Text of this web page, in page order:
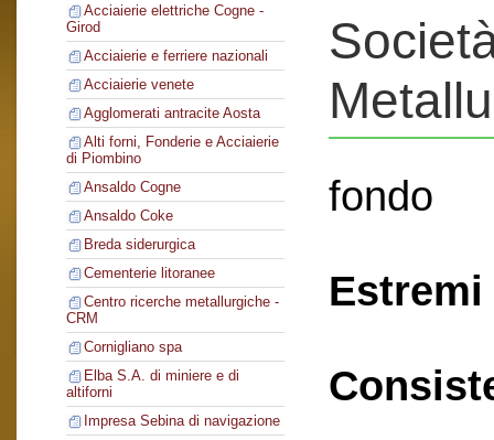
Acciaierie elettriche Cogne -
Girod
Acciaierie e ferriere nazionali
Acciaierie venete
Agglomerati antracite Aosta
Alti forni, Fonderie e Acciaierie
di Piombino
Ansaldo Cogne
Ansaldo Coke
Breda siderurgica
Cementerie litoranee
Centro ricerche metallurgiche -
CRM
Cornigliano spa
Elba S.A. di miniere e di
altiforni
Impresa Sebina di navigazione
fondo